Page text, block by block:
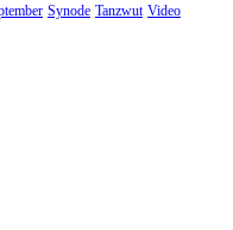
Synode Tanzwut Video